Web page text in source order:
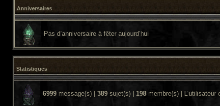
Anniversaires
Pas d’anniversaire à fêter aujourd’hui
Statistiques
6999 message(s) | 389 sujet(s) | 198 membre(s) |